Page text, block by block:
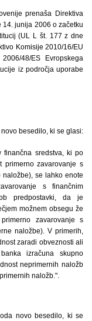
prenaša Direktiva
14. junija 2006 o začetku
(UL L št. 177 z dne
Komisije 2010/16/EU
48/ES Evropskega
iz področja uporabe
besedilo, ki se glasi:
sredstva, ki po
primerno zavarovanje s
se lahko enote
s finančnim
predpostavki, da je
možnem obsegu že
zavarovanje s
naložbe). V primerih,
zaradi obveznosti ali
izračuna skupno
neprimernih naložb
naložb.".
novo besedilo, ki se